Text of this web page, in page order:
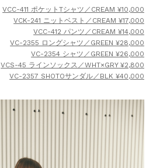
VCC-411 ポケットTシャツ／CREAM ¥10,000
VCK-241 ニットベスト／CREAM ¥17,000
VCC-412 パンツ／CREAM ¥14,000
VC-2355 ロングシャツ／GREEN ¥28,000
VC-2354 シャツ／GREEN ¥26,000
VCS-45 ラインソックス／WHT×GRY ¥2,800
VC-2357 SHOTOサンダル／BLK ¥40,000